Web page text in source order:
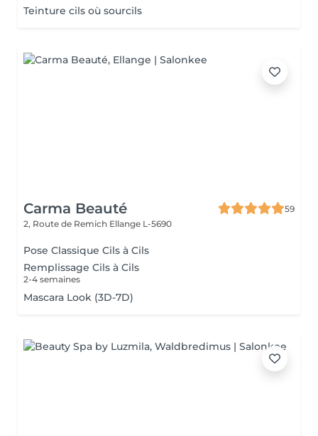
Teinture cils où sourcils
Carma Beauté
59
2, Route de Remich Ellange L-5690
Pose Classique Cils à Cils
Remplissage Cils à Cils
2-4 semaines
Mascara Look (3D-7D)